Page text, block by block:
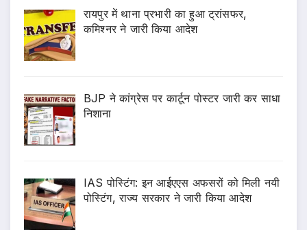
रायपुर में थाना प्रभारी का हुआ ट्रांसफर,
कमिश्नर ने जारी किया आदेश
BJP ने कांग्रेस पर कार्टून पोस्टर जारी कर साधा
निशाना
IAS पोस्टिंग: इन आईएएस अफसरों को मिली नयी
पोस्टिंग, राज्य सरकार ने जारी किया आदेश